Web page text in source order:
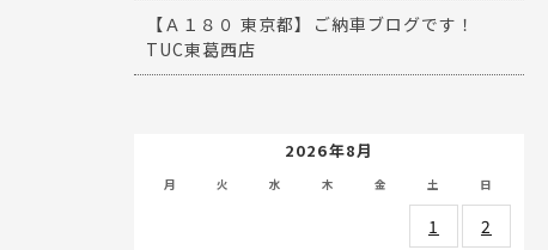
【Ａ１８０ 東京都】ご納車ブログです！
TUC東葛西店
2026年8月
月 火 水 木 金 土 日
1
2